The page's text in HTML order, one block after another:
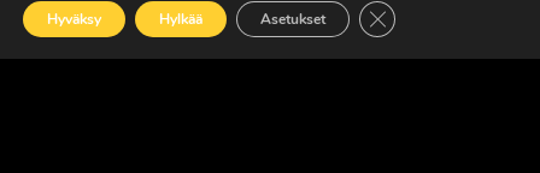
LUE LISÄÄ
Hyväksy Hylkää Asetukset Sulje evästebanneri